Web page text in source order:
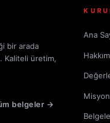
bir arada
Kaliteli üretim,
belgeler →
Ana